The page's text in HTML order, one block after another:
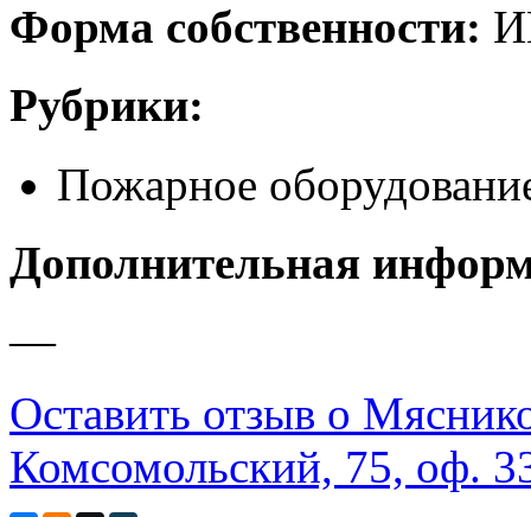
Форма собственности:
Рубрики:
Пожарное
Дополнительная
—
Оставить отзыв о
Комсомольский, 75, оф.